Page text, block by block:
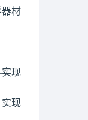
材
——
现
现